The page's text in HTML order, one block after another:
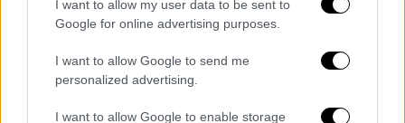
I want to allow my user data to be sent to
Google for online advertising purposes.
I want to allow Google to send me
personalized advertising.
I want to allow Google to enable storage
σωματοφύλακάς του εκβιάζει την
οικογένεια του θρυλικού οδηγού της F1
Αποζημίωση 14 εκατομμυρίων ευρώ